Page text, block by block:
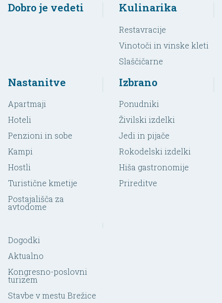
Dobro je vedeti Kulinarika
Restavracije
Vinotoči in vinske kleti
Slaščičarne
Nastanitve
Apartmaji
Hoteli
Penzioni in sobe
Kampi
Hostli
Turistične kmetije
Postajališča za
avtodome
Izbrano
Ponudniki
Živilski izdelki
Jedi in pijače
Rokodelski izdelki
Hiša gastronomije
Prireditve
Dogodki
Aktualno
Kongresno-poslovni
turizem
Stavbe v mestu Brežice